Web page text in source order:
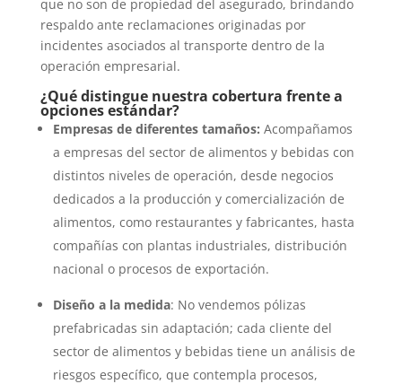
que no son de propiedad del asegurado, brindando
respaldo ante reclamaciones originadas por
incidentes asociados al transporte dentro de la
operación empresarial.
¿Qué distingue nuestra cobertura frente a
opciones estándar?
Empresas de diferentes tamaños: Acompañamos
a empresas del sector de alimentos y bebidas con
distintos niveles de operación, desde negocios
dedicados a la producción y comercialización de
alimentos, como restaurantes y fabricantes, hasta
compañías con plantas industriales, distribución
nacional o procesos de exportación.
Diseño a la medida: No vendemos pólizas
prefabricadas sin adaptación; cada cliente del
sector de alimentos y bebidas tiene un análisis de
riesgos específico, que contempla procesos,